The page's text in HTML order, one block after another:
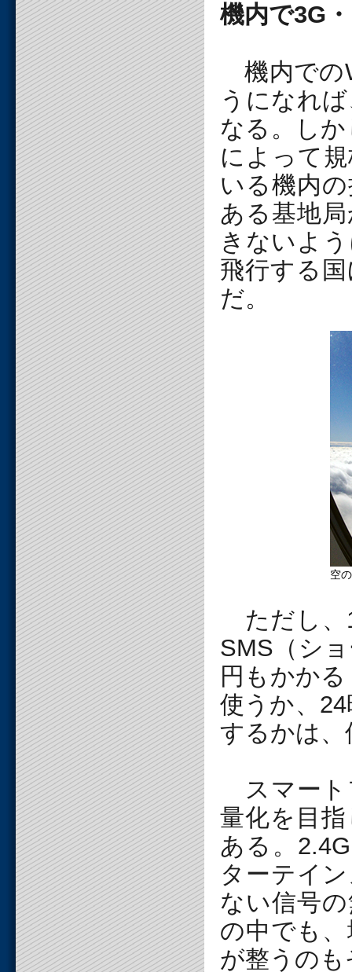
機内で3G
機内での
うになれ
なる。し
によって
いる機内
ある基地
きないよ
飛行する
だ。
空
ただし、
SMS（シ
円もかかる
使うか、
するかは
スマート
量化を目
ある。
ターテイ
ない信号
の中でも
が整うの